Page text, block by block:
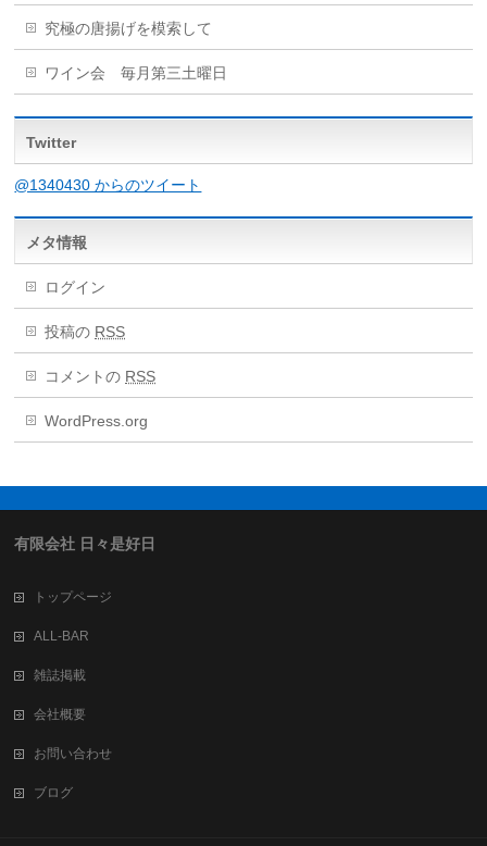
究極の唐揚げを模索して
ワイン会 毎月第三土曜日
Twitter
@1340430 からのツイート
メタ情報
ログイン
投稿の RSS
コメントの RSS
WordPress.org
有限会社 日々是好日
トップページ
ALL-BAR
雑誌掲載
会社概要
お問い合わせ
ブログ